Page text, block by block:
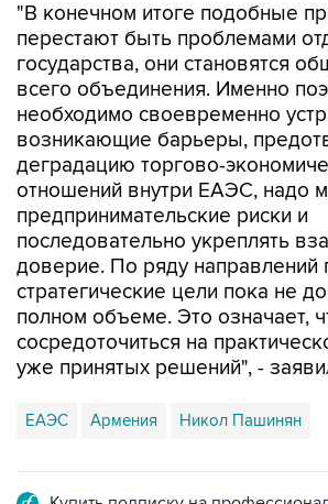
"В конечном итоге подобные
перестают быть проблемами
государства, они становятся
всего объединения. Именно
необходимо своевременно
возникающие барьеры,
деградацию торгово-
отношений внутри ЕАЭС, надо
предпринимательские риски и
последовательно укреплять
доверие. По ряду направлений
стратегические цели пока не
полном объеме. Это означает,
сосредоточиться на
уже принятых решений", -
ЕАЭС Армения Никол Пашинян